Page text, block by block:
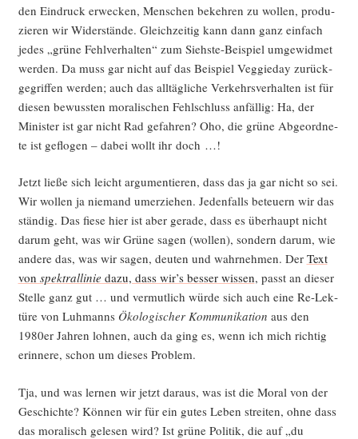
den Ein­druck erwe­cken, Men­schen bekeh­ren zu wol­len, pro­du­
zie­ren wir Wider­stän­de. Gleich­zei­tig kann dann ganz ein­fach
jedes „grü­ne Fehl­ver­hal­ten“ zum Siehs­te-Bei­spiel umge­wid­met
wer­den. Da muss gar nicht auf das Bei­spiel Veggie­day zurück­
ge­grif­fen wer­den; auch das all­täg­li­che Ver­kehrs­ver­hal­ten ist für
die­sen bewuss­ten mora­li­schen Fehl­schluss anfäl­lig: Ha, der
Minis­ter ist gar nicht Rad gefah­ren? Oho, die grü­ne Abge­ord­ne­
te ist geflo­gen – dabei wollt ihr doch …!
Jetzt lie­ße sich leicht argu­men­tie­ren, dass das ja gar nicht so sei.
Wir wol­len ja nie­mand umer­zie­hen. Jeden­falls beteu­ern wir das
stän­dig. Das fie­se hier ist aber gera­de, dass es über­haupt nicht
dar­um geht, was wir Grü­ne sagen (wol­len), son­dern dar­um, wie
ande­re das, was wir sagen, deu­ten und wahr­neh­men. Der Text
von spek­tral­li­nie dazu, dass wir’s bes­ser wis­sen, passt an die­ser
Stel­le ganz gut … und ver­mut­lich wür­de sich auch eine Re-Lek­
tü­re von Luh­manns Öko­lo­gi­scher Kom­mu­ni­ka­ti­on aus den
1980er Jah­ren loh­nen, auch da ging es, wenn ich mich rich­tig
erin­ne­re, schon um die­ses Problem.
Tja, und was ler­nen wir jetzt dar­aus, was ist die Moral von der
Geschich­te? Kön­nen wir für ein gutes Leben strei­ten, ohne dass
das mora­lisch gele­sen wird? Ist grü­ne Poli­tik, die auf „du